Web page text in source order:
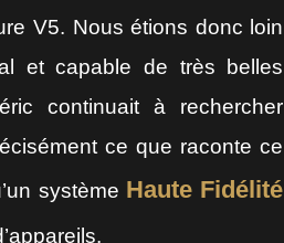
V5. Nous étions donc loin
et capable de très belles
continuait à rechercher
ce que raconte ce
système Haute Fidélité